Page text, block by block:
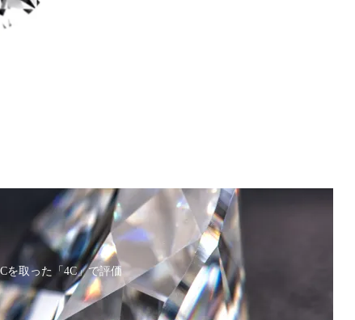
を取った「4C」で評価